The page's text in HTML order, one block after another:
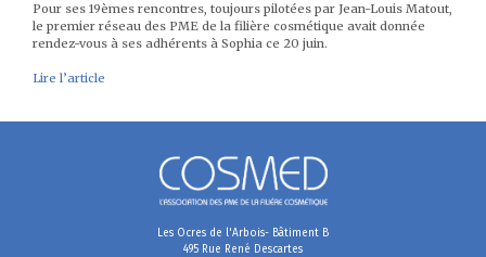
Pour ses 19èmes rencontres, toujours pilotées par Jean-Louis Matout,
le premier réseau des PME de la filière cosmétique avait donnée
rendez-vous à ses adhérents à Sophia ce 20 juin.
Lire l’article
Les Ocres de l'Arbois- Bâtiment B
495 Rue René Descartes